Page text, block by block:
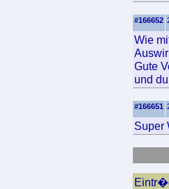
#166652
Wie
Gute
und
#166651
Super